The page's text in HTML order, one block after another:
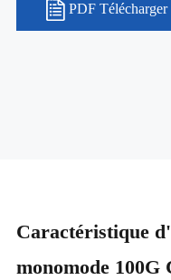
PDF Télécharger
Caractéristique
monomode 100G